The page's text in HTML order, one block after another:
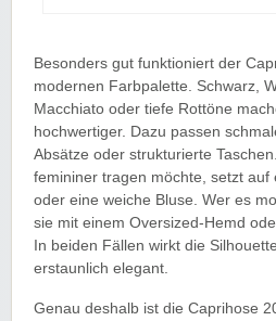
Besonders gut funktioniert der
modernen Farbpalette. Schwarz,
Macchiato oder tiefe Rottöne
hochwertiger. Dazu passen
Absätze oder strukturierte
femininer tragen möchte, setzt auf
oder eine weiche Bluse. Wer es
sie mit einem Oversized-Hemd
In beiden Fällen wirkt die
erstaunlich elegant.
Genau deshalb ist die Caprihose